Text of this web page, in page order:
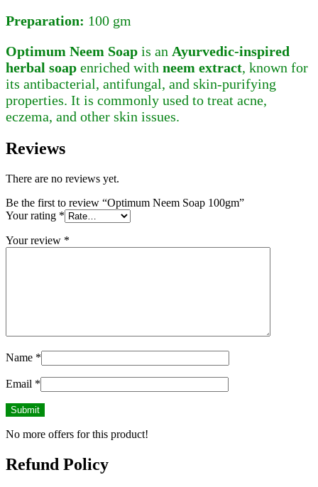
Preparation: 100 gm
Optimum Neem Soap is an Ayurvedic-inspired
herbal soap enriched with neem extract, known for
its antibacterial, antifungal, and skin-purifying
properties. It is commonly used to treat acne,
eczema, and other skin issues.
Reviews
There are no reviews yet.
Be the first to review “Optimum Neem Soap 100gm”
Your rating *
Your review *
Name *
Email *
No more offers for this product!
Refund Policy